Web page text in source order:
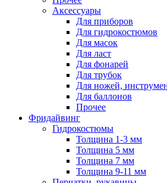
Аксессуары
Для приборов
Для гидрокостюмов
Для масок
Для ласт
Для фонарей
Для трубок
Для ножей,
Для баллонов
Прочее
Фридайвинг
Гидрокостюмы
Толщина 1-3 мм
Толщина 5 мм
Толщина 7 мм
Толщина 9-11 мм